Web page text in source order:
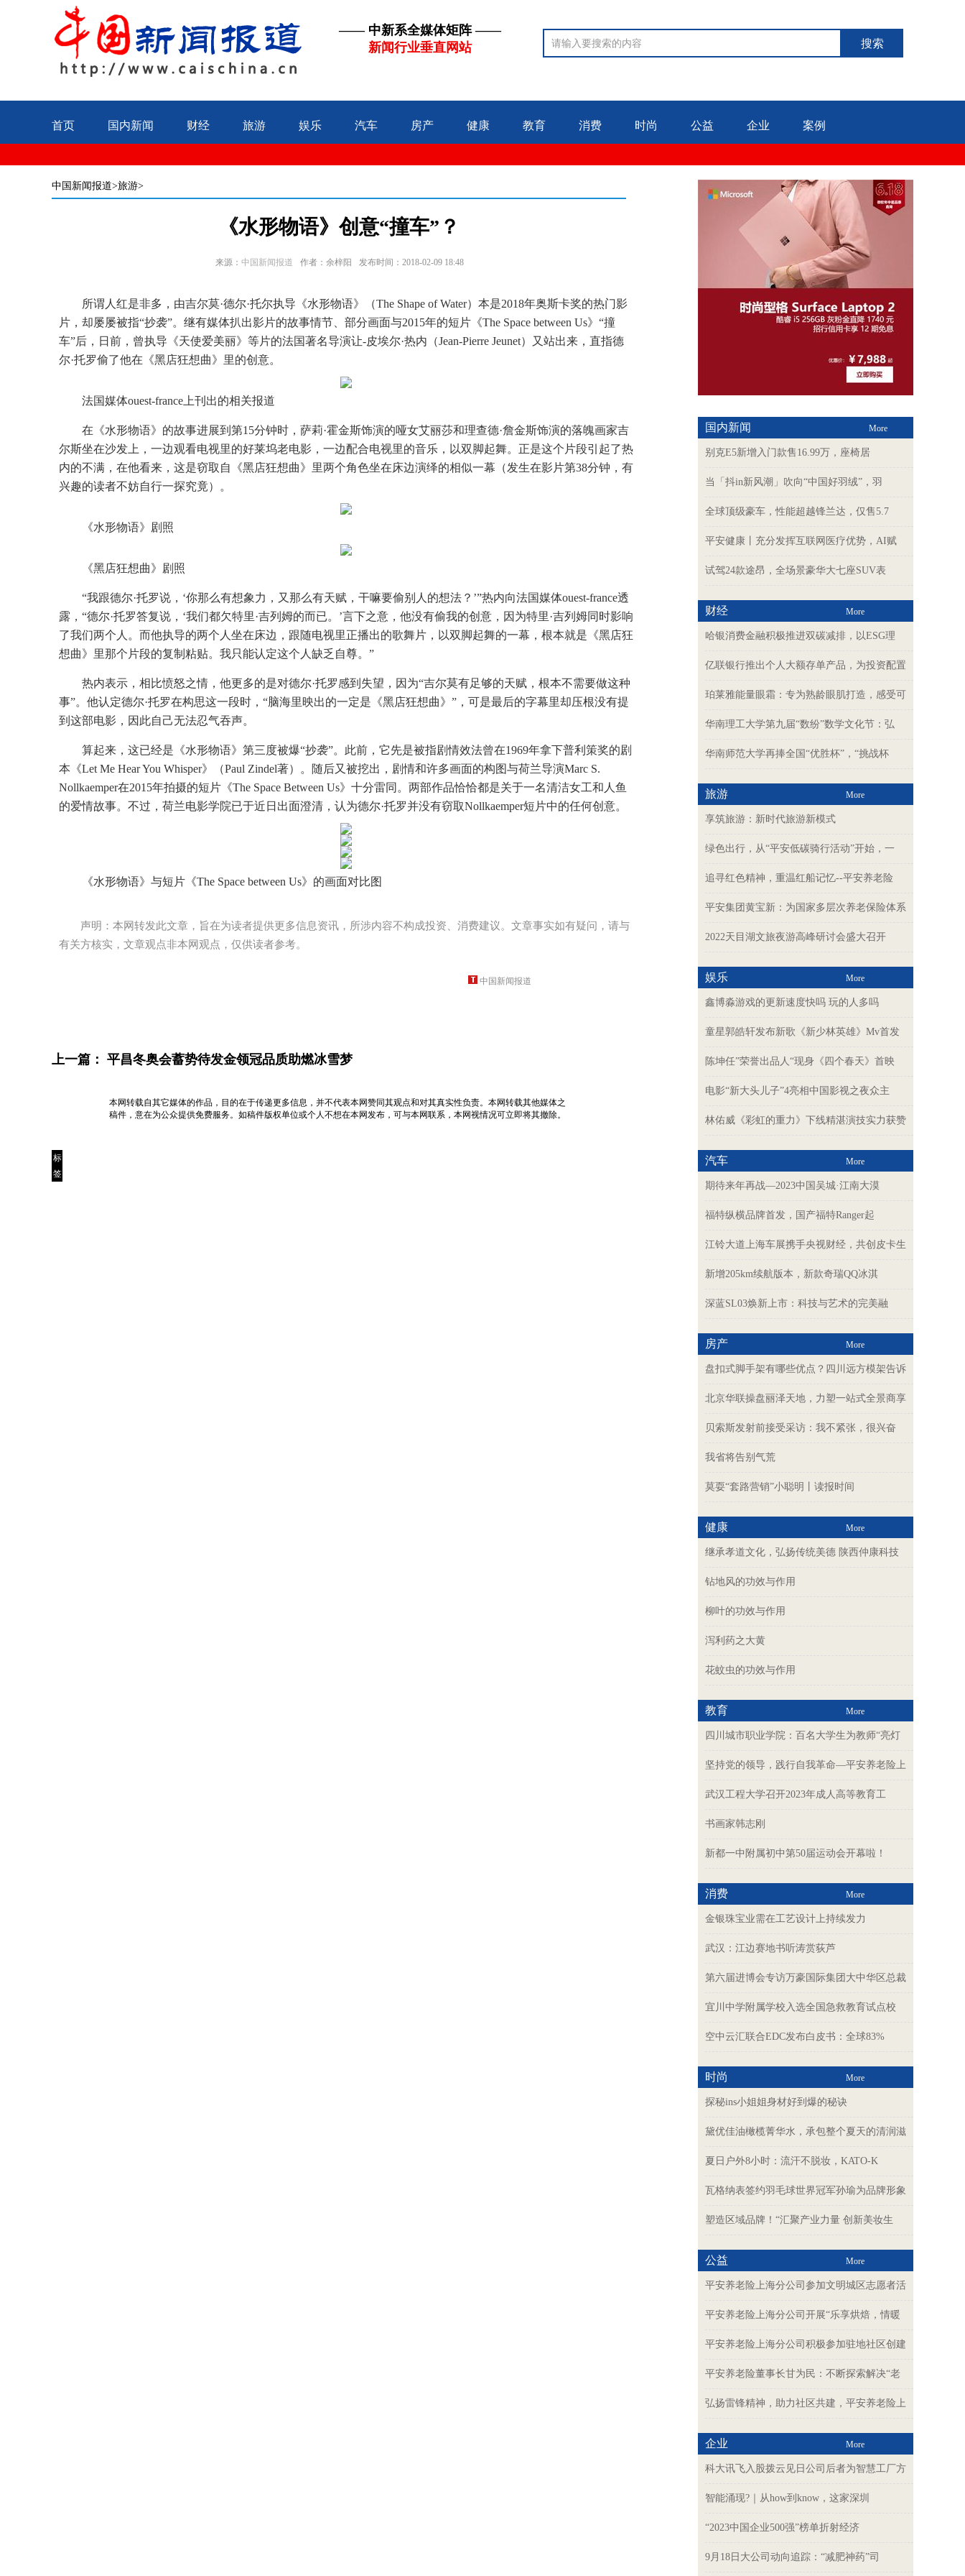
—— 中新系全媒体矩阵 ——
新闻行业垂直网站
搜索
首页 国内新闻 财经 旅游 娱乐 汽车 房产 健康 教育 消费 时尚 公益 企业 案例
中国新闻报道>旅游>
《水形物语》创意“撞车”？
来源： 中国新闻报道 作者：余梓阳 发布时间：2018-02-09 18:48
所谓人红是非多，由吉尔莫·德尔·托尔执导《水形物语》（The Shape of Water）本是2018年奥斯卡奖的热门影
片，却屡屡被指“抄袭”。继有媒体扒出影片的故事情节、部分画面与2015年的短片《The Space between Us》“撞
车”后，日前，曾执导《天使爱美丽》等片的法国著名导演让-皮埃尔·热内（Jean-Pierre Jeunet）又站出来，直指德
尔·托罗偷了他在《黑店狂想曲》里的创意。
法国媒体ouest-france上刊出的相关报道
在《水形物语》的故事进展到第15分钟时，萨莉·霍金斯饰演的哑女艾丽莎和理查德·詹金斯饰演的落魄画家吉
尔斯坐在沙发上，一边观看电视里的好莱坞老电影，一边配合电视里的音乐，以双脚起舞。正是这个片段引起了热
内的不满，在他看来，这是窃取自《黑店狂想曲》里两个角色坐在床边演绎的相似一幕（发生在影片第38分钟，有
兴趣的读者不妨自行一探究竟）。
《水形物语》剧照
《黑店狂想曲》剧照
“我跟德尔·托罗说，‘你那么有想象力，又那么有天赋，干嘛要偷别人的想法？’”热内向法国媒体ouest-france透
露，“德尔·托罗答复说，‘我们都欠特里·吉列姆的而已。’言下之意，他没有偷我的创意，因为特里·吉列姆同时影响
了我们两个人。而他执导的两个人坐在床边，跟随电视里正播出的歌舞片，以双脚起舞的一幕，根本就是《黑店狂
想曲》里那个片段的复制粘贴。我只能认定这个人缺乏自尊。”
热内表示，相比愤怒之情，他更多的是对德尔·托罗感到失望，因为“吉尔莫有足够的天赋，根本不需要做这种
事”。他认定德尔·托罗在构思这一段时，“脑海里映出的一定是《黑店狂想曲》”，可是最后的字幕里却压根没有提
到这部电影，因此自己无法忍气吞声。
算起来，这已经是《水形物语》第三度被爆“抄袭”。此前，它先是被指剧情效法曾在1969年拿下普利策奖的剧
本《Let Me Hear You Whisper》（Paul Zindel著）。随后又被挖出，剧情和许多画面的构图与荷兰导演Marc S.
Nollkaemper在2015年拍摄的短片《The Space Between Us》十分雷同。两部作品恰恰都是关于一名清洁女工和人鱼
的爱情故事。不过，荷兰电影学院已于近日出面澄清，认为德尔·托罗并没有窃取Nollkaemper短片中的任何创意。
《水形物语》与短片《The Space between Us》的画面对比图
声明：本网转发此文章，旨在为读者提供更多信息资讯，所涉内容不构成投资、消费建议。文章事实如有疑问，请与
有关方核实，文章观点非本网观点，仅供读者参考。
中国新闻报道
上一篇： 平昌冬奥会蓄势待发金领冠品质助燃冰雪梦
本网转载自其它媒体的作品，目的在于传递更多信息，并不代表本网赞同其观点和对其真实性负责。本网转载其他媒体之
稿件，意在为公众提供免费服务。如稿件版权单位或个人不想在本网发布，可与本网联系，本网视情况可立即将其撤除。
标
签
国内新闻 More
别克E5新增入门款售16.99万，座椅居
当「抖in新风潮」吹向“中国好羽绒”，羽
全球顶级豪车，性能超越锋兰达，仅售5.7
平安健康丨充分发挥互联网医疗优势，AI赋
试驾24款途昂，全场景豪华大七座SUV表
财经 More
哈银消费金融积极推进双碳减排，以ESG理
亿联银行推出个人大额存单产品，为投资配置
珀莱雅能量眼霜：专为熟龄眼肌打造，感受可
华南理工大学第九届“数纷”数学文化节：弘
华南师范大学再捧全国“优胜杯”，“挑战杯
旅游 More
享筑旅游：新时代旅游新模式
绿色出行，从“平安低碳骑行活动”开始，一
追寻红色精神，重温红船记忆--平安养老险
平安集团黄宝新：为国家多层次养老保险体系
2022天目湖文旅夜游高峰研讨会盛大召开
娱乐 More
鑫博淼游戏的更新速度快吗 玩的人多吗
童星郭皓轩发布新歌《新少林英雄》Mv首发
陈坤任”荣誉出品人“现身《四个春天》首映
电影“新大头儿子”4亮相中国影视之夜众主
林佑威《彩虹的重力》下线精湛演技实力获赞
汽车 More
期待来年再战—2023中国吴城·江南大漠
福特纵横品牌首发，国产福特Ranger起
江铃大道上海车展携手央视财经，共创皮卡生
新增205km续航版本，新款奇瑞QQ冰淇
深蓝SL03焕新上市：科技与艺术的完美融
房产 More
盘扣式脚手架有哪些优点？四川远方模架告诉
北京华联操盘丽泽天地，力塑一站式全景商享
贝索斯发射前接受采访：我不紧张，很兴奋
我省将告别气荒
莫耍“套路营销”小聪明丨读报时间
健康 More
继承孝道文化，弘扬传统美德 陕西仲康科技
钻地风的功效与作用
柳叶的功效与作用
泻利药之大黄
花蚊虫的功效与作用
教育 More
四川城市职业学院：百名大学生为教师“亮灯
坚持党的领导，践行自我革命—平安养老险上
武汉工程大学召开2023年成人高等教育工
书画家韩志刚
新都一中附属初中第50届运动会开幕啦！
消费 More
金银珠宝业需在工艺设计上持续发力
武汉：江边赛地书听涛赏荻芦
第六届进博会专访万豪国际集团大中华区总裁
宜川中学附属学校入选全国急救教育试点校
空中云汇联合EDC发布白皮书：全球83%
时尚 More
探秘ins小姐姐身材好到爆的秘诀
黛优佳油橄榄菁华水，承包整个夏天的清润滋
夏日户外8小时：流汗不脱妆，KATO-K
瓦格纳表签约羽毛球世界冠军孙瑜为品牌形象
塑造区域品牌！“汇聚产业力量 创新美妆生
公益 More
平安养老险上海分公司参加文明城区志愿者活
平安养老险上海分公司开展“乐享烘焙，情暖
平安养老险上海分公司积极参加驻地社区创建
平安养老险董事长甘为民：不断探索解决“老
弘扬雷锋精神，助力社区共建，平安养老险上
企业 More
科大讯飞入股拨云见日公司后者为智慧工厂方
智能涌现?｜从how到know，这家深圳
“2023中国企业500强”榜单折射经济
9月18日大公司动向追踪：“减肥神药”司